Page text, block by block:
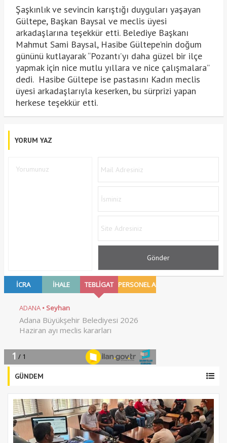
Şaşkınlık ve sevincin karıştığı duyguları yaşayan
Gültepe, Başkan Baysal ve meclis üyesi
arkadaşlarına teşekkür etti. Belediye Başkanı
Mahmut Sami Baysal, Hasibe Gültepe’nin doğum
gününü kutlayarak “Pozantı’yı daha güzel bir ilçe
yapmak için nice mutlu yıllara ve nice çalışmalara”
dedi. Hasibe Gültepe ise pastasını Kadın meclis
üyesi arkadaşlarıyla keserken, bu sürprizi yapan
herkese teşekkür etti.
YORUM YAZ
GÜNDEM